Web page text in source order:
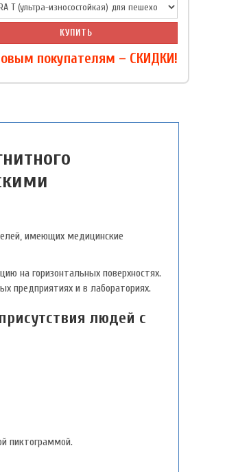
КУПИТЬ
покупателям – СКИДКИ!
имеющих медицинские
на горизонтальных поверхностях.
предприятиях и в лабораториях.
людей с
пиктограммой.